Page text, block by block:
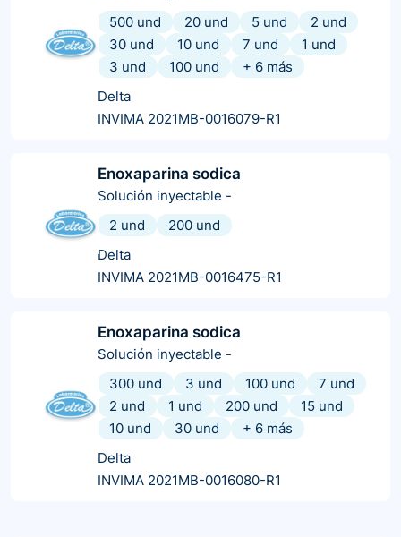
500 und
20 und 5 und
2 und
30 und
10 und 7 und
1 und
3 und
100 und + 6 más
Delta
INVIMA 2021MB-0016079-R1
Enoxaparina sodica
Solución inyectable -
2 und
200 und
Delta
INVIMA 2021MB-0016475-R1
Enoxaparina sodica
Solución inyectable -
300 und
3 und 100 und
7 und
2 und
1 und 200 und
15 und
10 und
30 und + 6 más
Delta
INVIMA 2021MB-0016080-R1